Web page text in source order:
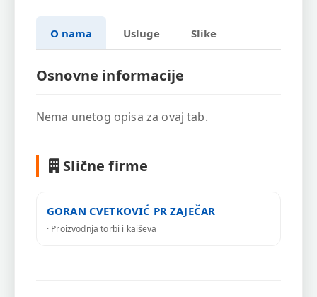
O nama Usluge Slike
Osnovne informacije
Nema unetog opisa za ovaj tab.
Slične firme
GORAN CVETKOVIĆ PR ZAJEČAR
· Proizvodnja torbi i kaiševa